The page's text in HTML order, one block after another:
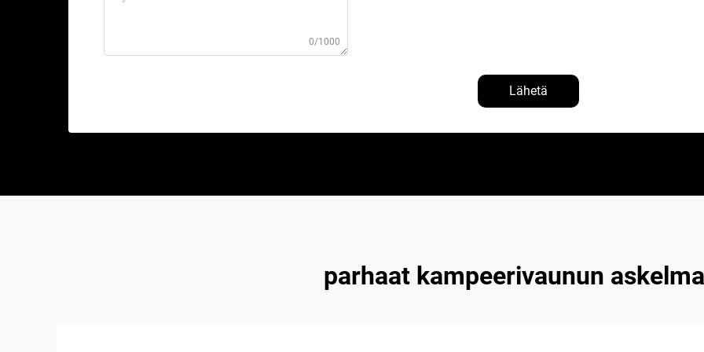
0/1000
Lähetä
parhaat kampeerivaunun